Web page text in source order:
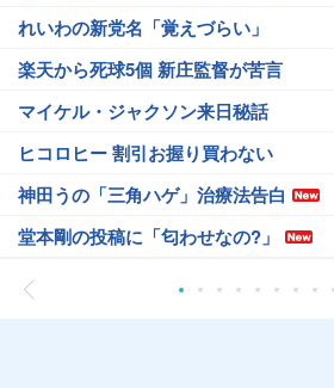
れいわの新党名「覚えづらい」
楽天から死球5個 新庄監督が苦言
マイケル・ジャクソン来日秘話
ヒコロヒー 割引お握り買わない
神田うの「三角ハゲ」治療法告白
堂本剛の投稿に「匂わせなの?」